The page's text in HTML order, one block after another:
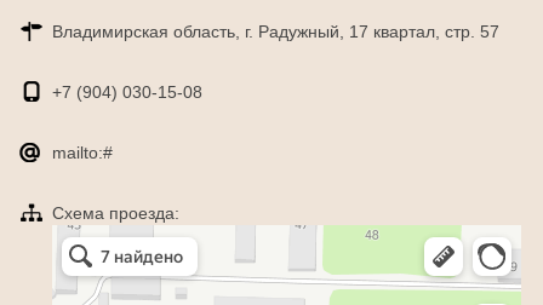
Владимирская область, г. Радужный, 17 квартал, стр. 57
+7 (904) 030-15-08
mailto:#
Схема проезда:
Яндекс Карты
Радужный — Яндекс Карты